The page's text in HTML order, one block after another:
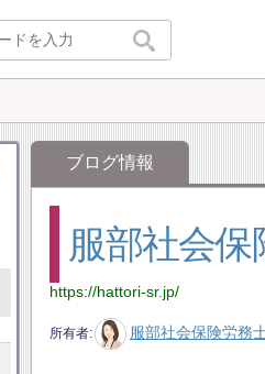
ブログ情報
服部社会
https://hattori-sr.jp/
所有者 服部社会保険労務